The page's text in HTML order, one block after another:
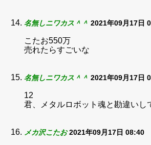
名無しニワカス＾＾ 2021年09月17日
こたお550万
売れたらすごいな
名無しニワカス＾＾ 2021年09月17日
12
君、メタルロボット魂と勘違いし
メカ沢こたお 2021年09月17日 08:40